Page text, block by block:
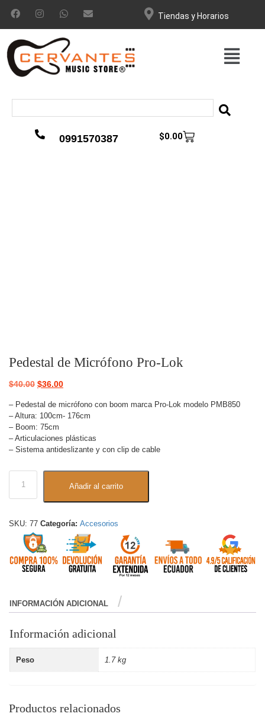
Tiendas y Horarios
0991570387 $0.00
Pedestal de Micrófono Pro-Lok
$40.00 $36.00
– Pedestal de micrófono con boom marca Pro-Lok modelo PMB850
– Altura: 100cm- 176cm
– Boom: 75cm
– Articulaciones plásticas
– Sistema antideslizante y con clip de cable
Añadir al carrito
SKU: 77 Categoría: Accesorios
INFORMACIÓN ADICIONAL
Información adicional
Peso 1.7 kg
Productos relacionados